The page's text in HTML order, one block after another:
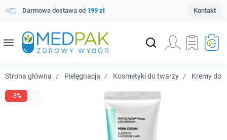
Darmowa dostawa od 199 zł Kontakt
menu
Strona główna Pielęgnacja Kosmetyki do twarzy Kremy do
-5%